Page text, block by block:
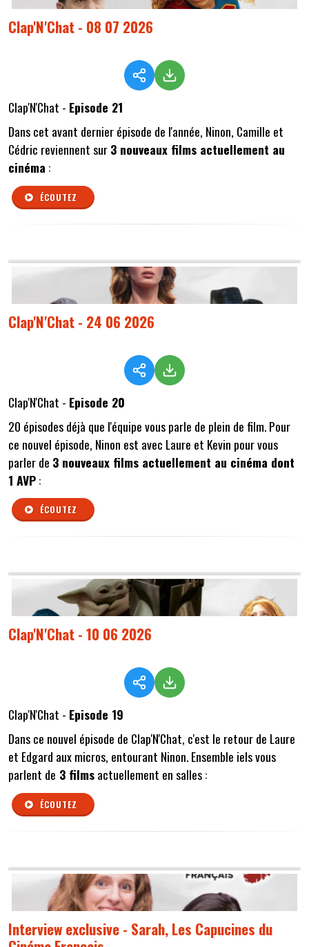
Clap'N'Chat - 08 07 2026
Clap'N'Chat - Episode 21
Dans cet avant dernier épisode de l'année, Ninon, Camille et
Cédric reviennent sur3 nouveaux films actuellement au
cinéma :
ÉCOUTEZ
Clap'N'Chat - 24 06 2026
Clap'N'Chat - Episode 20
20 épisodes déjà que l'équipe vous parle de plein de film. Pour
ce nouvel épisode, Ninon est avec Laure et Kevin pour vous
parler de 3 nouveaux films actuellement au cinéma dont
1 AVP:
ÉCOUTEZ
Clap'N'Chat - 10 06 2026
Clap'N'Chat - Episode 19
Dans ce nouvel épisode de Clap'N'Chat, c'est le retour de Laure
et Edgard aux micros, entourant Ninon. Ensemble iels vous
parlent de 3 filmsactuellement en salles :
ÉCOUTEZ
Interview exclusive - Sarah, Les Capucines du